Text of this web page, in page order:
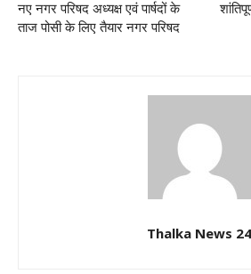
नए नगर परिषद अध्यक्ष एवं पार्षदों के
ताज पोसी के लिए तैयार नगर परिषद
Thalka News 24